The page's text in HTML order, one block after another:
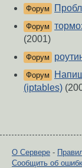
Форум
Форум
(2001)
Форум
Форум
(iptables)
О Сервере -
Сообщить об